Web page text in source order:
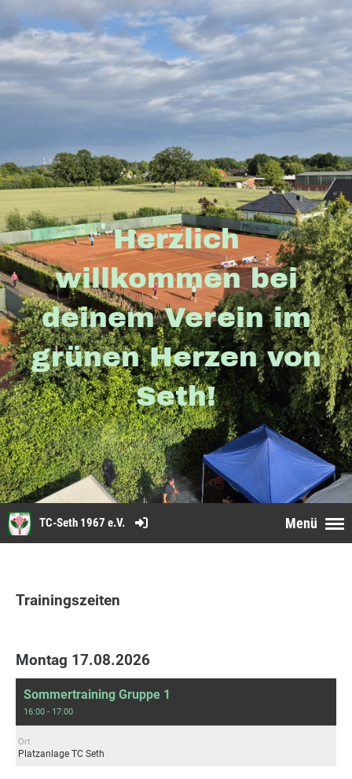
Herzlich
willkommen bei
deinem Verein im
grünen Herzen von
Seth!
Menü
TC-Seth 1967 e.V.
Trainingszeiten
Montag 17.08.2026
Sommertraining Gruppe 1
16:00 - 17:00
Ort
Platzanlage TC Seth